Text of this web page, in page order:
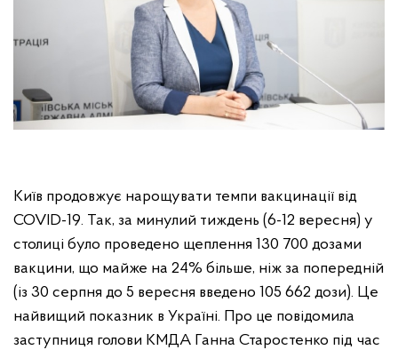
Київ продовжує нарощувати темпи вакцинації від
COVID-19. Так, за минулий тиждень (6-12 вересня) у
столиці було проведено щеплення 130 700 дозами
вакцини, що майже на 24% більше, ніж за попередній
(із 30 серпня до 5 вересня введено 105 662 дози). Це
найвищий показник в Україні. Про це повідомила
заступниця голови КМДА Ганна Старостенко під час